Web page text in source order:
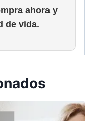
ahora y
de vida.